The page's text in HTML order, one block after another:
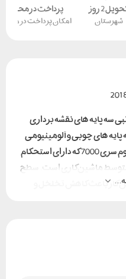
2 روز
شهرستان
پرداخت در محل
امکان پرداخت در محل
سه پایه های نقشه برداری
های چوبی و آلومینیومی
تولید می گردد. ساخته شده از آلومینیوم سری 7000 که دارای استحکام
ماشین‌کاری است. سطح
کار باعث کاهش تخلخل و